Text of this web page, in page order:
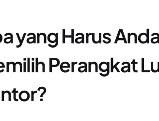
yang Harus
Perangkat